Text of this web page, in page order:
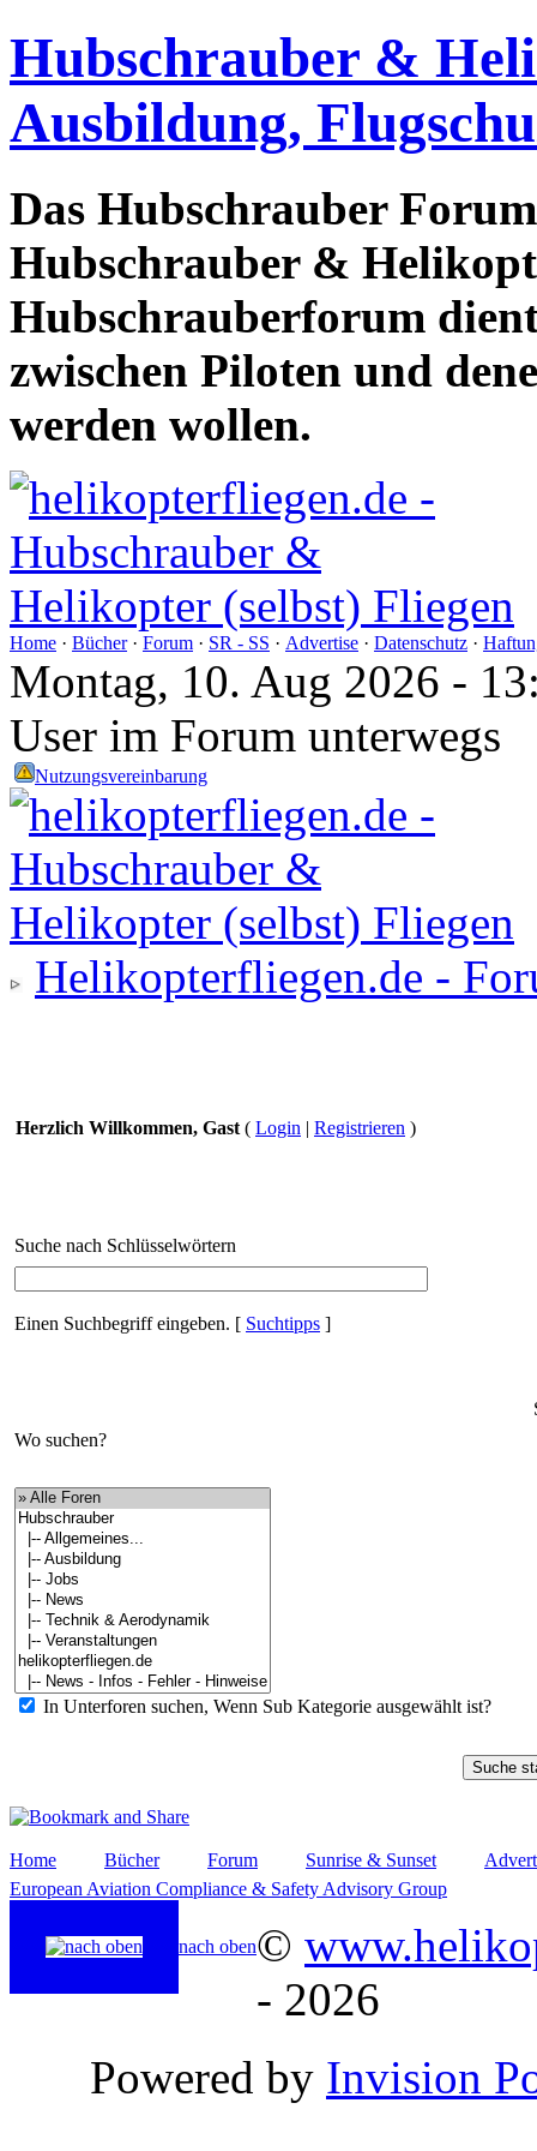
Hubschrauber &
Ausbildung,
Das Hubschrauber
Hubschrauber &
Hubschrauberforum
zwischen Piloten und
werden wollen.
Home · Bücher· Forum · SR - SS · Advertise · Datenschutz ·
Montag, 10. Aug 2026 -
User im Forum unterwegs
Nutzungsvereinbarung
Helikopterfliegen.de -
Herzlich Willkommen, Gast ( Login | Registrieren )
Suche nach Schlüsselwörtern
Einen Suchbegriff eingeben. [ Suchtipps ]
Wo suchen?
In Unterforen suchen, Wenn Sub Kategorie ausgewählt ist?
Home Bücher Forum Sunrise & Sunset
European Aviation Compliance & Safety Advisory Group
nach oben©
- 2026
Powered by Invision